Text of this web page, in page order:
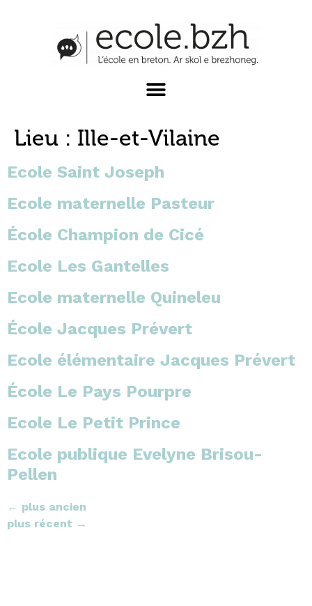
Lieu : Ille-et-Vilaine
Ecole Saint Joseph
Ecole maternelle Pasteur
École Champion de Cicé
Ecole Les Gantelles
Ecole maternelle Quineleu
École Jacques Prévert
Ecole élémentaire Jacques Prévert
École Le Pays Pourpre
Ecole Le Petit Prince
Ecole publique Evelyne Brisou-
Pellen
← plus ancien
plus récent →